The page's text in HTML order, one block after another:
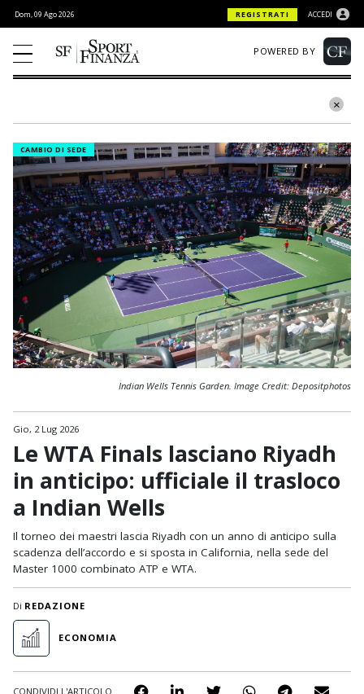
Dom, 09 Ago 2026 REGISTRATI ACCEDI
POWERED BY
Gio, 2 Lug 2026
Le WTA Finals lasciano Riyadh
in anticipo: ufficiale il trasloco
a Indian Wells
Il torneo dei maestri lascia Riyadh con un anno di anticipo sulla
scadenza dell’accordo e si sposta in California, nella sede del
Master 1000 combinato ATP e WTA.
Di REDAZIONE
ECONOMIA
CONDIVIDI L'ARTICOLO
CAMBIO DI SEDE
Indian Wells Tennis Garden. Image Credit: Depositphotos